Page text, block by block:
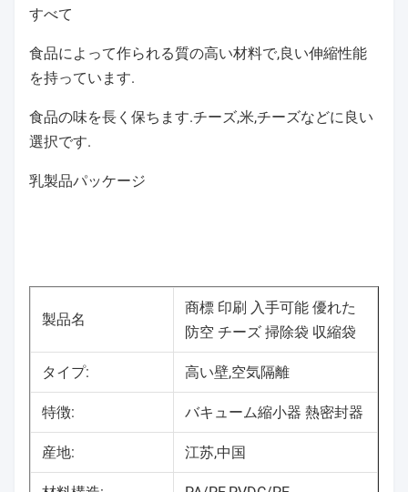
すべて
食品によって作られる質の高い材料で,良い伸縮性能
を持っています.
食品の味を長く保ちます.チーズ,米,チーズなどに良い
選択です.
乳製品パッケージ
製品名
商標 印刷 入手可能 優れた
防空 チーズ 掃除袋 収縮袋
タイプ: 高い壁,空気隔離
特徴: バキューム縮小器 熱密封器
産地: 江苏,中国